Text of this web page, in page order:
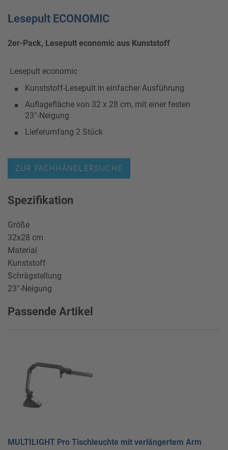
Lesepult ECONOMIC
2er-Pack, Lesepult economic aus Kunststoff
Lesepult economic
Kunststoff-Lesepult in einfacher Ausführung
Auflagefläche von 32 x 28 cm, mit einer festen
23°-Neigung
Lieferumfang 2 Stück
ZUR FACHHÄNDLERSUCHE
Spezifikation
Größe
32x28 cm
Material
Kunststoff
Schrägstellung
23°-Neigung
Passende Artikel
MULTILIGHT Pro Tischleuchte mit verlängertem Arm